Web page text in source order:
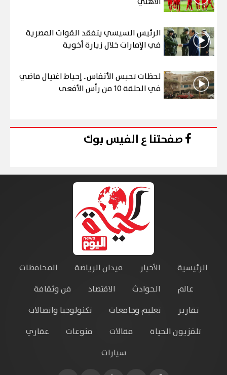
الرئيس السيسي يتفقد القوات المصرية
في الإمارات خلال زيارة أخوية
لحظات تحبس الأنفاس.. إحباط اغتيال قاضي
في الحلقة 10 من رأس الأفعى
صفحتنا ع الفيس بوك
الرئيسية الأخبار ميدان الرياضة
المحافظات
عالم
الحوادث الاقتصاد
فن وثقافة
تقارير
تعليم وجامعات
تكنولوجيا واتصالات
تلفزيون الحياة
مقالات منوعات
عقاري
سيارات